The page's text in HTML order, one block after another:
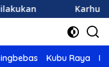
Karhutla di
Kubu Raya